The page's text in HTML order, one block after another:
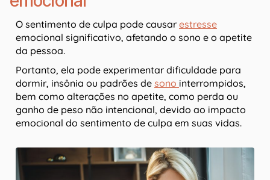
O sentimento de culpa pode causar estresse
emocional significativo, afetando o sono e o apetite
da pessoa.
Portanto, ela pode experimentar dificuldade para
dormir, insônia ou padrões de sono interrompidos,
bem como alterações no apetite, como perda ou
ganho de peso não intencional, devido ao impacto
emocional do sentimento de culpa em suas vidas.